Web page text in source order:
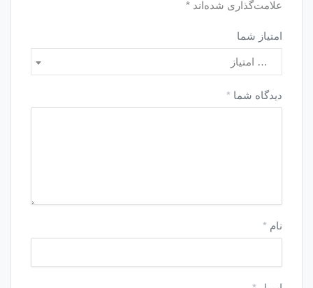
علامت‌گذاری شده‌اند *
امتیاز شما
… امتیاز
دیدگاه شما *
نام *